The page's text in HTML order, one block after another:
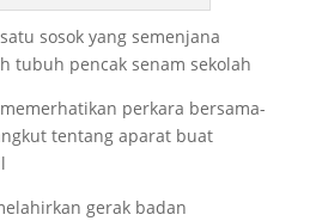
sosok yang semenjana
tubuh pencak senam sekolah
perkara bersama-
tentang aparat buat
gerak badan